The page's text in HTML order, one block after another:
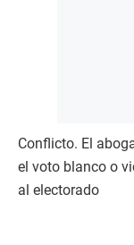
Conflicto. El
el voto blanco o
al electorado